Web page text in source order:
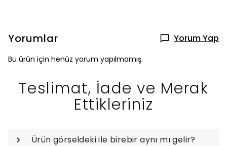
Yorumlar Yorum Yap
Bu ürün için henüz yorum yapılmamış.
Teslimat, İade ve Merak
Ettikleriniz
Ürün görseldeki ile birebir aynı mı gelir?